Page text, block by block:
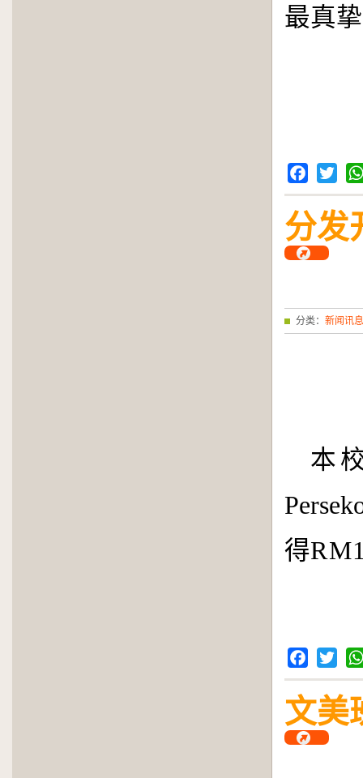
最真
Facebook
Twitter
分发
分类： 新闻讯息
本
得RM
Facebook
Twitter
文美